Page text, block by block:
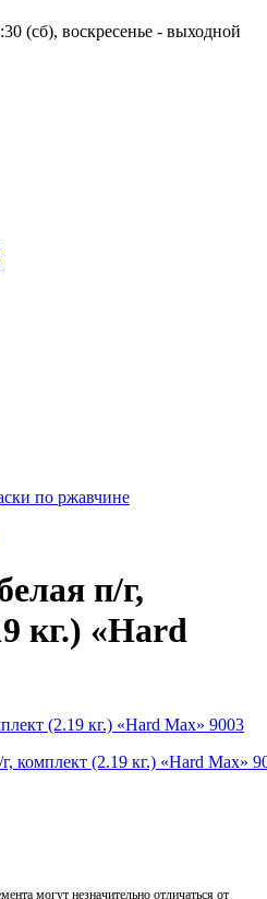
(сб), воскресенье - выходной
по ржавчине
п/г,
кг.) «Hard
могут незначительно отличаться от